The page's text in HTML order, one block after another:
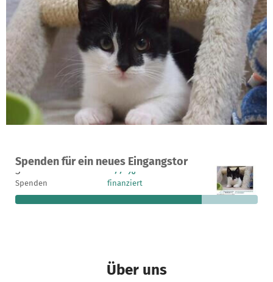
Spenden für ein neues Eingangstor
Ein Projekt in Buxtehude, Deutschland
3
Spenden
77 %
finanziert
699 €
fehlen noch
Über uns